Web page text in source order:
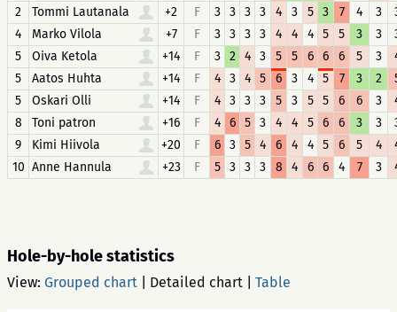
2
Tommi Lautanala +2 F 3 3 3 3 4 3 5 3 7 4 3
4
Marko Vilola +7 F 3 3 3 3 4 4 4 5 5 3 3
5
Oiva Ketola +14 F 3 2 4 3 5 5 6 6 6 5 3
5
Aatos Huhta +14 F 4 3 4 5 6 3 4 5 7 3 2
5
Oskari Olli +14 F 4 3 3 3 5 3 5 5 6 6 3
8
Toni patron +16 F 4 6 5 3 4 4 5 6 6 3 3
9
Kimi Hiivola +20 F 6 3 5 4 6 4 4 5 6 5 4
10 Anne Hannula +23 F 5 3 3 3 8 4 6 6 4 7 3
Hole-by-hole statistics
View: Grouped chart Detailed chart Table